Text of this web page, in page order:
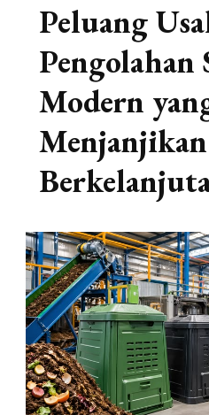
Peluang
Pengolahan
Modern